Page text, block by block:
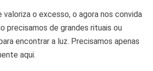
valoriza o excesso, o agora nos convida
precisamos de grandes rituais ou
encontrar a luz. Precisamos apenas
aqui.